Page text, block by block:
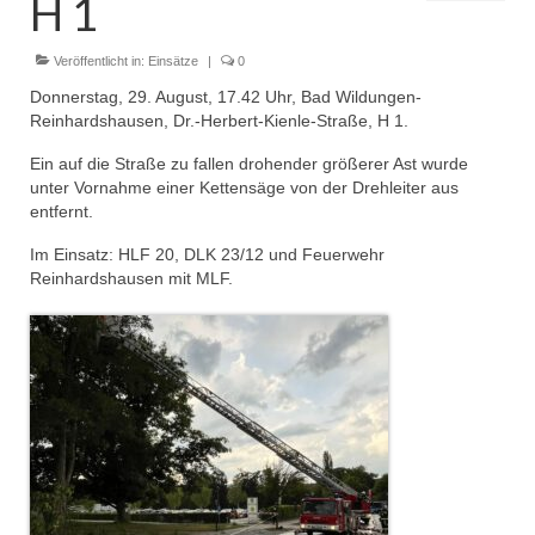
Einsätze
Einsatzstichworte
Jugendfeuerwehr
Dienstplan
Gründung Jugendfeuerwehr 1996
25-jähriges Jubiläum Jugendfeuerwehr 2021
Kreiszeltlager 2023
Kinderfeuerwehr
Infos
H 1
Veröffentlicht in: Einsätze | 0
Donnerstag, 29. August, 17.42 Uhr, Bad Wildungen-
Reinhardshausen, Dr.-Herbert-Kienle-Straße, H 1.
Ein auf die Straße zu fallen drohender größerer Ast wurde
unter Vornahme einer Kettensäge von der Drehleiter aus
entfernt.
Im Einsatz: HLF 20, DLK 23/12 und Feuerwehr
Reinhardshausen mit MLF.